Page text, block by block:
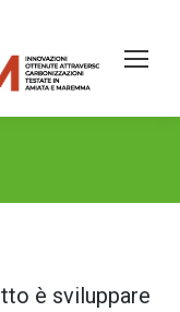
è sviluppare